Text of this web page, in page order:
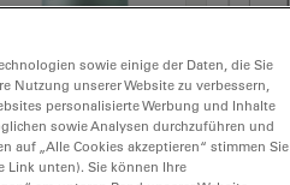
sowie einige der Daten, die Sie
Nutzung unserer Website zu verbessern,
personalisierte Werbung und Inhalte
sowie Analysen durchzuführen und
auf „Alle Cookies akzeptieren“ stimmen Sie
Link unten). Sie können Ihre